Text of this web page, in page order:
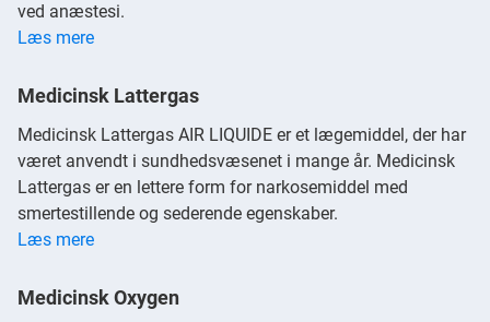
ved anæstesi.
Læs mere
Medicinsk Lattergas
Medicinsk Lattergas AIR LIQUIDE er et lægemiddel, der har
været anvendt i sundhedsvæsenet i mange år. Medicinsk
Lattergas er en lettere form for narkosemiddel med
smertestillende og sederende egenskaber.
Læs mere
Medicinsk Oxygen